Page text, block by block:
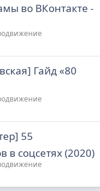
во ВКонтакте -
Гайд «80
55
в соцсетях (2020)